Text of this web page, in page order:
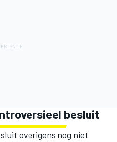
besluit
overigens nog niet